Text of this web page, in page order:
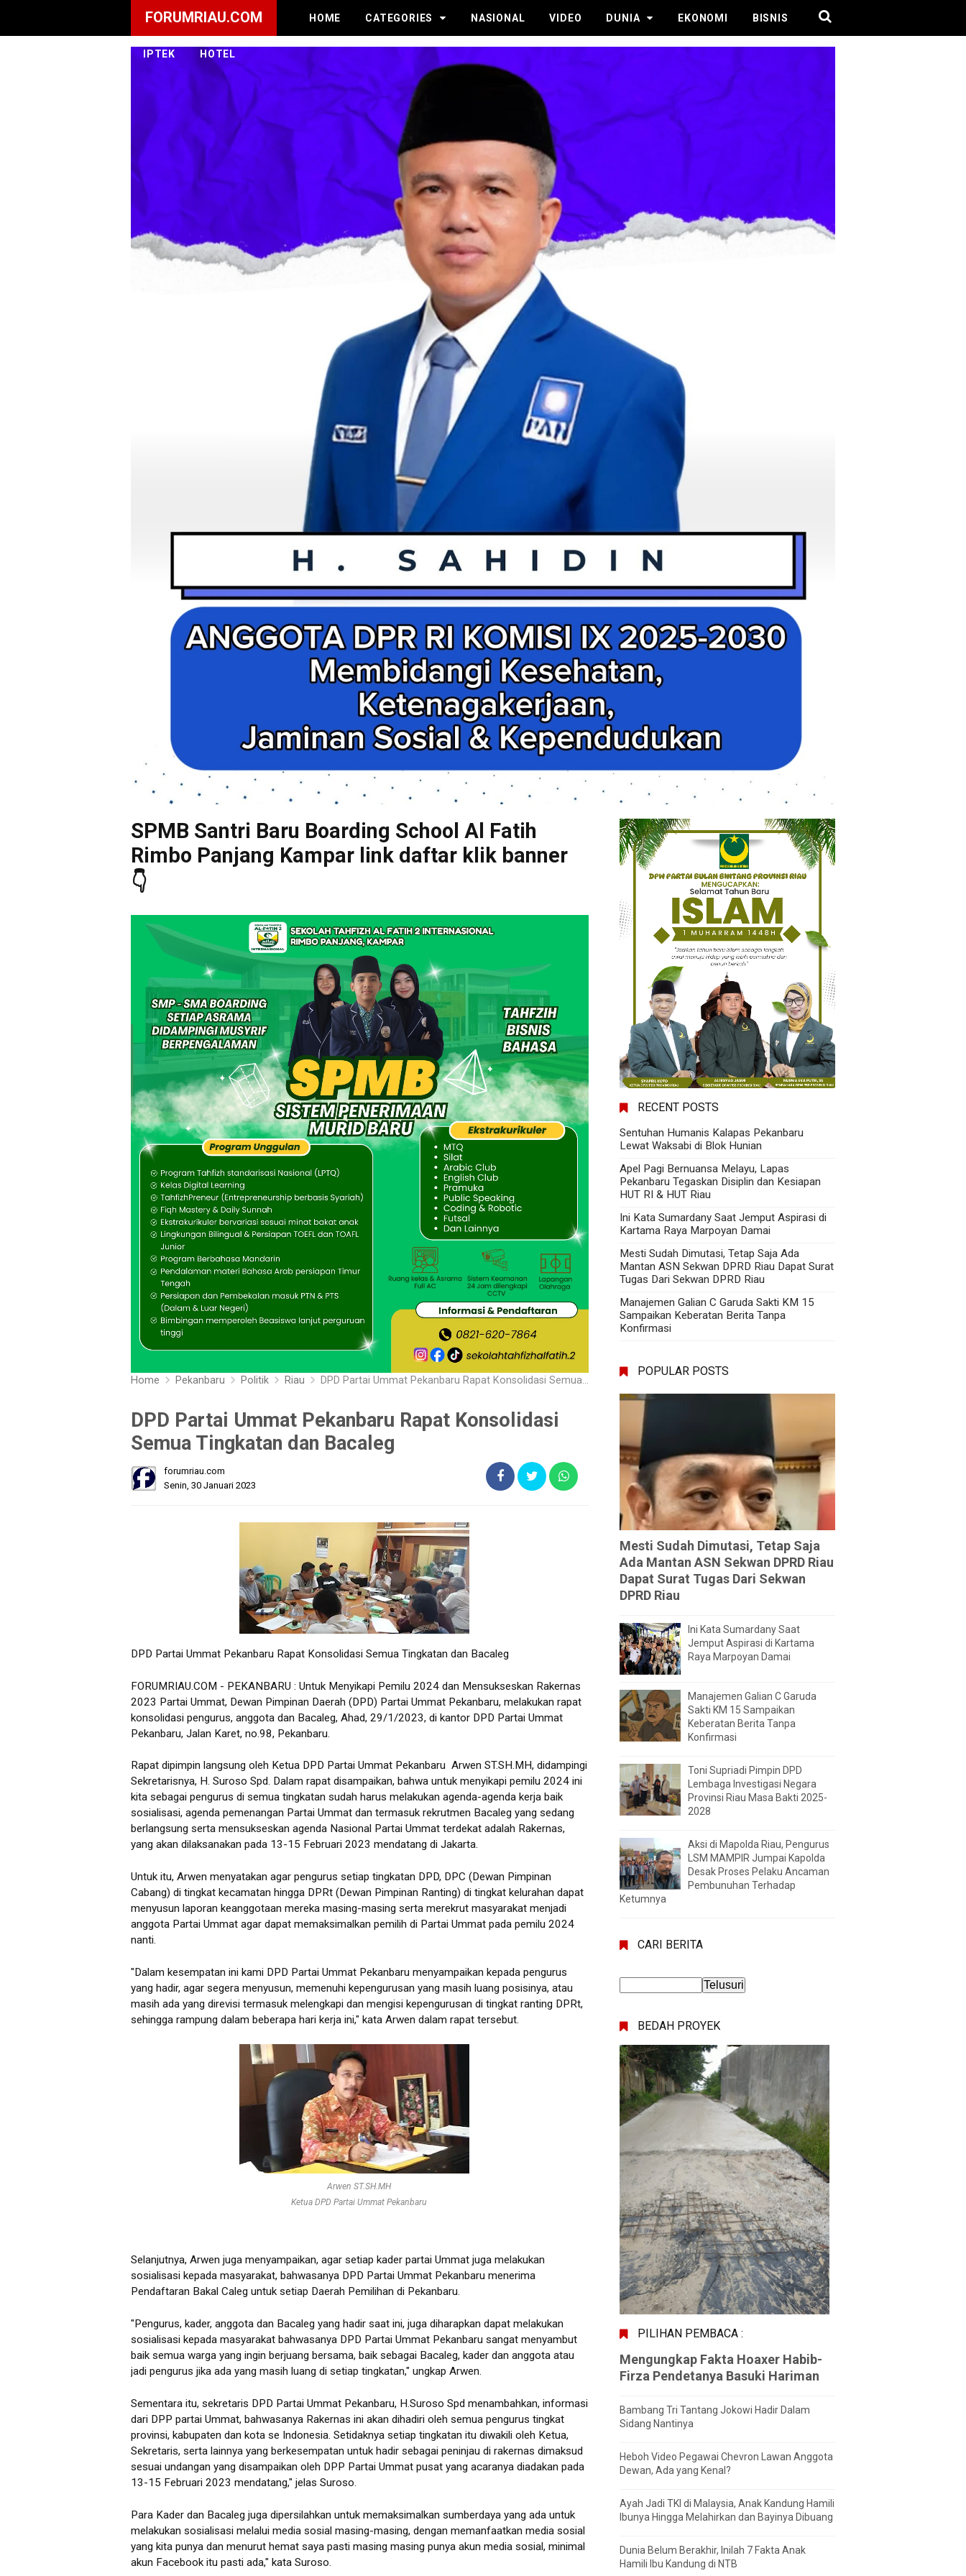
FORUMRIAU.COM HOME CATEGORIES NASIONAL VIDEO DUNIA EKONOMI BISNIS
IPTEK HOTEL
SPMB Santri Baru Boarding School Al Fatih
Rimbo Panjang Kampar link daftar klik banner
👇
Home Pekanbaru Politik Riau DPD Partai Ummat Pekanbaru Rapat Konsolidasi Semua Tingkatan dan Bacaleg
DPD Partai Ummat Pekanbaru Rapat Konsolidasi
Semua Tingkatan dan Bacaleg
forumriau.com
Senin, 30 Januari 2023
DPD Partai Ummat Pekanbaru Rapat Konsolidasi Semua Tingkatan dan Bacaleg
FORUMRIAU.COM - PEKANBARU : Untuk Menyikapi Pemilu 2024 dan Mensukseskan Rakernas
2023 Partai Ummat, Dewan Pimpinan Daerah (DPD) Partai Ummat Pekanbaru, melakukan rapat
konsolidasi pengurus, anggota dan Bacaleg, Ahad, 29/1/2023, di kantor DPD Partai Ummat
Pekanbaru, Jalan Karet, no.98, Pekanbaru.
Rapat dipimpin langsung oleh Ketua DPD Partai Ummat Pekanbaru Arwen ST.SH.MH, didampingi
Sekretarisnya, H. Suroso Spd. Dalam rapat disampaikan, bahwa untuk menyikapi pemilu 2024 ini
kita sebagai pengurus di semua tingkatan sudah harus melakukan agenda-agenda kerja baik
sosialisasi, agenda pemenangan Partai Ummat dan termasuk rekrutmen Bacaleg yang sedang
berlangsung serta mensukseskan agenda Nasional Partai Ummat terdekat adalah Rakernas,
yang akan dilaksanakan pada 13-15 Februari 2023 mendatang di Jakarta.
Untuk itu, Arwen menyatakan agar pengurus setiap tingkatan DPD, DPC (Dewan Pimpinan
Cabang) di tingkat kecamatan hingga DPRt (Dewan Pimpinan Ranting) di tingkat kelurahan dapat
menyusun laporan keanggotaan mereka masing-masing serta merekrut masyarakat menjadi
anggota Partai Ummat agar dapat memaksimalkan pemilih di Partai Ummat pada pemilu 2024
nanti.
"Dalam kesempatan ini kami DPD Partai Ummat Pekanbaru menyampaikan kepada pengurus
yang hadir, agar segera menyusun, memenuhi kepengurusan yang masih luang posisinya, atau
masih ada yang direvisi termasuk melengkapi dan mengisi kepengurusan di tingkat ranting DPRt,
sehingga rampung dalam beberapa hari kerja ini," kata Arwen dalam rapat tersebut.
Arwen ST.SH.MH
Ketua DPD Partai Ummat Pekanbaru
Selanjutnya, Arwen juga menyampaikan, agar setiap kader partai Ummat juga melakukan
sosialisasi kepada masyarakat, bahwasanya DPD Partai Ummat Pekanbaru menerima
Pendaftaran Bakal Caleg untuk setiap Daerah Pemilihan di Pekanbaru.
"Pengurus, kader, anggota dan Bacaleg yang hadir saat ini, juga diharapkan dapat melakukan
sosialisasi kepada masyarakat bahwasanya DPD Partai Ummat Pekanbaru sangat menyambut
baik semua warga yang ingin berjuang bersama, baik sebagai Bacaleg, kader dan anggota atau
jadi pengurus jika ada yang masih luang di setiap tingkatan," ungkap Arwen.
Sementara itu, sekretaris DPD Partai Ummat Pekanbaru, H.Suroso Spd menambahkan, informasi
dari DPP partai Ummat, bahwasanya Rakernas ini akan dihadiri oleh semua pengurus tingkat
provinsi, kabupaten dan kota se Indonesia. Setidaknya setiap tingkatan itu diwakili oleh Ketua,
Sekretaris, serta lainnya yang berkesempatan untuk hadir sebagai peninjau di rakernas dimaksud
sesuai undangan yang disampaikan oleh DPP Partai Ummat pusat yang acaranya diadakan pada
13-15 Februari 2023 mendatang," jelas Suroso.
Para Kader dan Bacaleg juga dipersilahkan untuk memaksimalkan sumberdaya yang ada untuk
melakukan sosialisasi melalui media sosial masing-masing, dengan memanfaatkan media sosial
yang kita punya dan menurut hemat saya pasti masing masing punya akun media sosial, minimal
akun Facebook itu pasti ada," kata Suroso.
RECENT POSTS
Sentuhan Humanis Kalapas Pekanbaru
Lewat Waksabi di Blok Hunian
Apel Pagi Bernuansa Melayu, Lapas
Pekanbaru Tegaskan Disiplin dan Kesiapan
HUT RI & HUT Riau
Ini Kata Sumardany Saat Jemput Aspirasi di
Kartama Raya Marpoyan Damai
Mesti Sudah Dimutasi, Tetap Saja Ada
Mantan ASN Sekwan DPRD Riau Dapat Surat
Tugas Dari Sekwan DPRD Riau
Manajemen Galian C Garuda Sakti KM 15
Sampaikan Keberatan Berita Tanpa
Konfirmasi
POPULAR POSTS
Mesti Sudah Dimutasi, Tetap Saja
Ada Mantan ASN Sekwan DPRD Riau
Dapat Surat Tugas Dari Sekwan
DPRD Riau
Ini Kata Sumardany Saat
Jemput Aspirasi di Kartama
Raya Marpoyan Damai
Manajemen Galian C Garuda
Sakti KM 15 Sampaikan
Keberatan Berita Tanpa
Konfirmasi
Toni Supriadi Pimpin DPD
Lembaga Investigasi Negara
Provinsi Riau Masa Bakti 2025-
2028
Aksi di Mapolda Riau, Pengurus
LSM MAMPIR Jumpai Kapolda
Desak Proses Pelaku Ancaman
Pembunuhan Terhadap
Ketumnya
CARI BERITA
BEDAH PROYEK
PILIHAN PEMBACA :
Mengungkap Fakta Hoaxer Habib-
Firza Pendetanya Basuki Hariman
Bambang Tri Tantang Jokowi Hadir Dalam
Sidang Nantinya
Heboh Video Pegawai Chevron Lawan Anggota
Dewan, Ada yang Kenal?
Ayah Jadi TKI di Malaysia, Anak Kandung Hamili
Ibunya Hingga Melahirkan dan Bayinya Dibuang
Dunia Belum Berakhir, Inilah 7 Fakta Anak
Hamili Ibu Kandung di NTB